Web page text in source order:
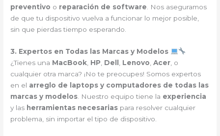
preventivo o reparación de software . Nos aseguramos
de que tu dispositivo vuelva a funcionar lo mejor posible,
sin que pierdas tiempo esperando.
3. Expertos en Todas las Marcas y Modelos
¿Tienes una MacBook HP Dell Lenovo ,Acer , o
cualquier otra marca? ¡No te preocupes! Somos expertos
en el arreglo de laptops y computadores de todas las
marcas y modelos . Nuestro equipo tiene la experiencia
y las herramientas necesarias para resolver cualquier
problema, sin importar el tipo de dispositivo.